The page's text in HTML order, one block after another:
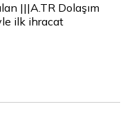
|||A.TR Dolaşım
ilk ihracat